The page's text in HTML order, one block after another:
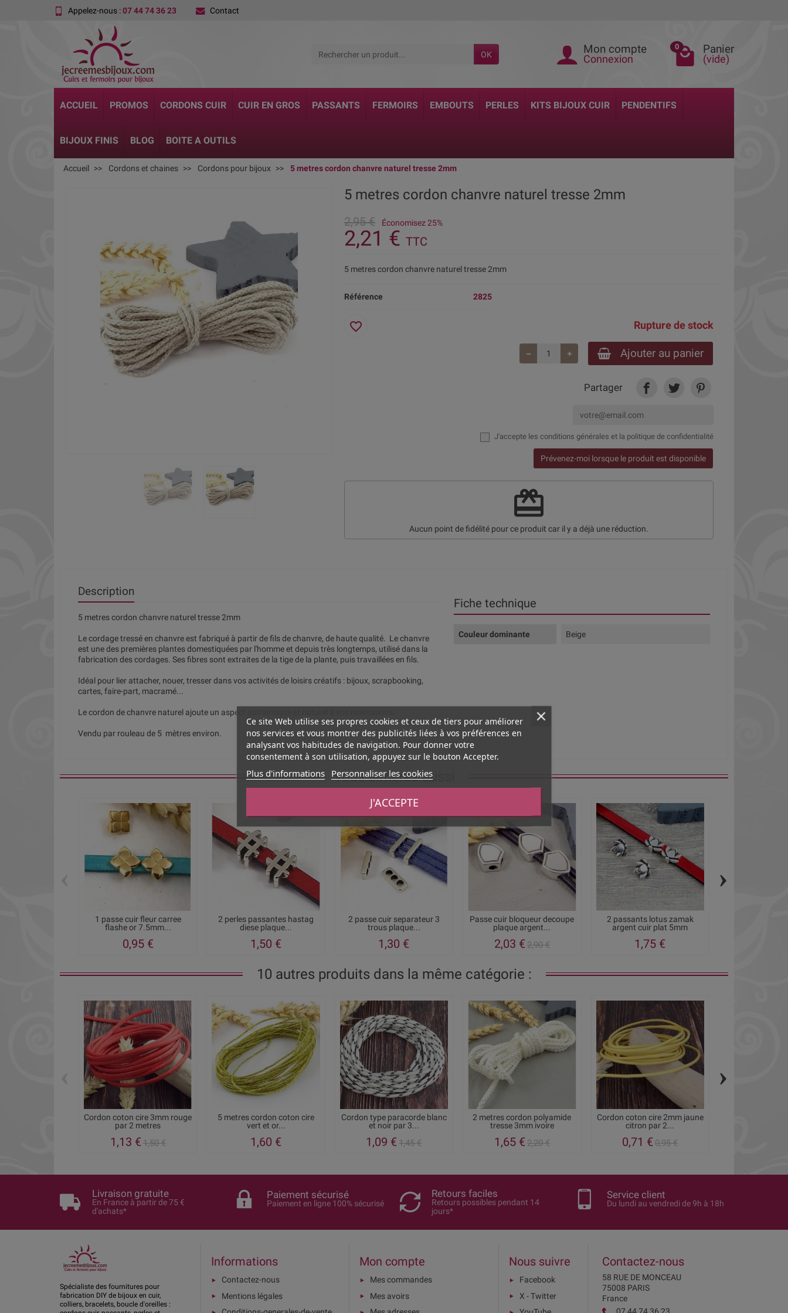
Appelez-nous :07 44 74 36 23 Contact
OK Mon compte
Connexion
0 Panier
(vide)
ACCUEIL PROMOS CORDONS CUIR CUIR EN GROS PASSANTS FERMOIRS EMBOUTS PERLES KITS BIJOUX CUIR PENDENTIFS
BIJOUX FINIS BLOG BOITE A OUTILS
Accueil Cordons et chaines Cordons pour bijoux 5 metres cordon chanvre naturel tresse 2mm
5 metres cordon chanvre naturel tresse 2mm
2,95 € Économisez 25%
2,21 € TTC
5 metres cordon chanvre naturel tresse 2mm
Référence 2825
Rupture de stock
Ajouter au panier
favorite_border
Partager
J'accepte les conditions générales et la politique de confidentialité
Prévenez-moi lorsque le produit est disponible
redeem
Aucun point de fidélité pour ce produit car il y a déjà une réduction.
Description
5 metres cordon chanvre naturel tresse 2mm
Le cordage tressé en chanvre est fabriqué à partir de fils de chanvre, de haute qualité. Le chanvre
est une des premières plantes domestiquées par l'homme et depuis très longtemps, utilisé dans la
fabrication des cordages. Ses fibres sont extraites de la tige de la plante, puis travaillées en fils.
Idéal pour lier attacher, nouer, tresser dans vos activités de loisirs créatifs : bijoux, scrapbooking,
cartes, faire-part, macramé...
Le cordon de chanvre naturel ajoute un aspect authentique et naturel à vos réalisations.
Vendu par rouleau de 5 mètres environ.
Fiche technique
Couleur dominante Beige
Vous aimerez aussi
1 passe cuir fleur carree
flashe or 7.5mm...
0,95 €
2 perles passantes hastag
diese plaque...
1,50 €
2 passe cuir separateur 3
trous plaque...
1,30 €
Passe cuir bloqueur decoupe
plaque argent...
2,03 €2,90 €
2 passants lotus zamak
argent cuir plat 5mm
1,75 €
›
10 autres produits dans la même catégorie :
Cordon coton cire 3mm rouge
par 2 metres
1,13 €1,50 €
5 metres cordon coton cire
vert et or...
1,60 €
Cordon type paracorde blanc
et noir par 3...
1,09 € 1,45 €
2 metres cordon polyamide
tresse 3mm ivoire
1,65 €2,20 €
Cordon coton cire 2mm jaune
citron par 2...
0,71 €0,95 €
›
Livraison gratuite
En France à partir de 75 €
d'achats*
Paiement sécurisé
Paiement en ligne 100% sécurisé
Retours faciles
Retours possibles pendant 14
jours*
Service client
Du lundi au vendredi de 9h à 18h
Spécialiste des fournitures pour
fabrication DIY de bijoux en cuir,
colliers, bracelets, boucle d'oreilles :
Informations
Contactez-nous
Mentions légales
Mon compte
Mes commandes
Mes avoirs
Nous suivre
Facebook
X - Twitter
Contactez-nous
58 RUE DE MONCEAU
75008 PARIS
France
Ce site Web utilise ses propres cookies et ceux de tiers pour améliorer
nos services et vous montrer des publicités liées à vos préférences en
analysant vos habitudes de navigation. Pour donner votre
consentement à son utilisation, appuyez sur le bouton Accepter.
Plus d'informations Personnaliser les cookies
J'ACCEPTE